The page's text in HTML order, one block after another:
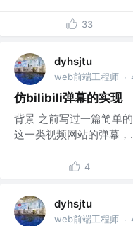
33
dyhsjtu
web前端工程师 ·
仿bilibili弹幕的实现
背景 之前写过一篇简单
这一类视频网站的弹幕，
4
dyhsjtu
web前端工程师 ·